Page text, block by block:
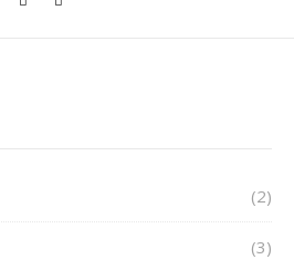
(2)
(3)